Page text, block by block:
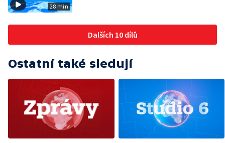
28 min
Dalších 10 dílů
Ostatní také sledují